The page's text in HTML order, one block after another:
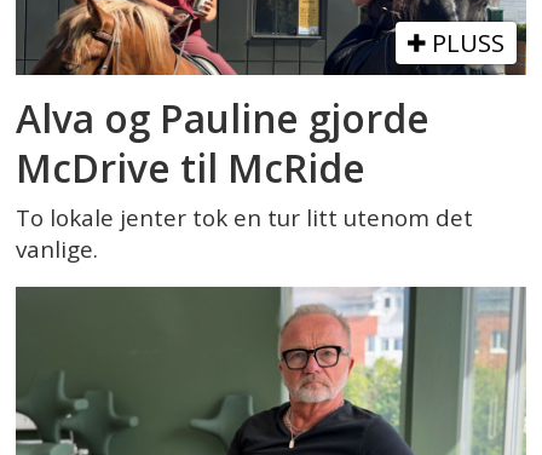
PLUSS
Alva og Pauline gjorde
McDrive til McRide
To lokale jenter tok en tur litt utenom det
vanlige.